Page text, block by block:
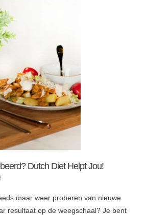
Dutch Diet Helpt Jou!
maar weer proberen van nieuwe
resultaat op de weegschaal? Je bent